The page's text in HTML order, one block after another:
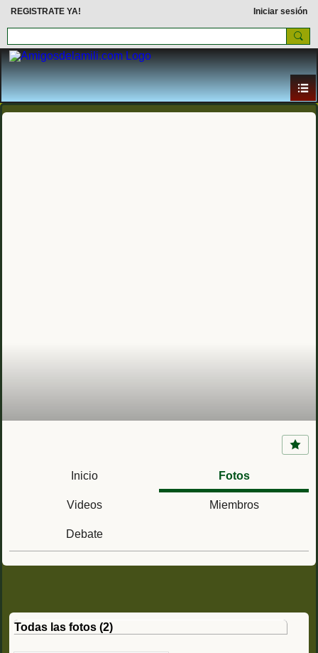
REGISTRATE YA! Iniciar sesión
Inicio Fotos
Videos Miembros
Debate
Todas las fotos (2)